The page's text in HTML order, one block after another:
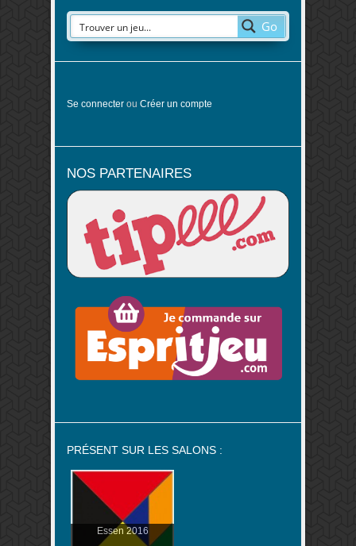
Go
Se connecter ou Créer un compte
NOS PARTENAIRES
PRÉSENT SUR LES SALONS :
Essen 2016